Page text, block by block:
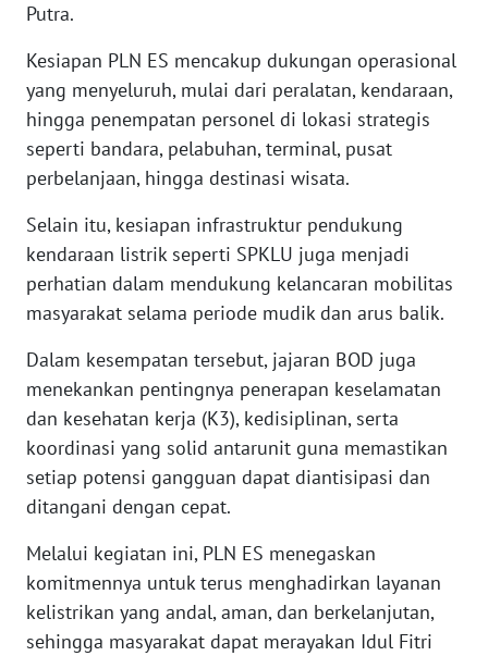
Putra.
Kesiapan PLN ES mencakup dukungan operasional
yang menyeluruh, mulai dari peralatan, kendaraan,
hingga penempatan personel di lokasi strategis
seperti bandara, pelabuhan, terminal, pusat
perbelanjaan, hingga destinasi wisata.
Selain itu, kesiapan infrastruktur pendukung
kendaraan listrik seperti SPKLU juga menjadi
perhatian dalam mendukung kelancaran mobilitas
masyarakat selama periode mudik dan arus balik.
Dalam kesempatan tersebut, jajaran BOD juga
menekankan pentingnya penerapan keselamatan
dan kesehatan kerja (K3), kedisiplinan, serta
koordinasi yang solid antarunit guna memastikan
setiap potensi gangguan dapat diantisipasi dan
ditangani dengan cepat.
Melalui kegiatan ini, PLN ES menegaskan
komitmennya untuk terus menghadirkan layanan
kelistrikan yang andal, aman, dan berkelanjutan,
sehingga masyarakat dapat merayakan Idul Fitri
MALUKU
WN
MALUT
WN
DAIRI
WN
DANAU
TOBA
NIAS
WN
LANGKAT
WN
TAPANULI
TANJUNG
LESUNG